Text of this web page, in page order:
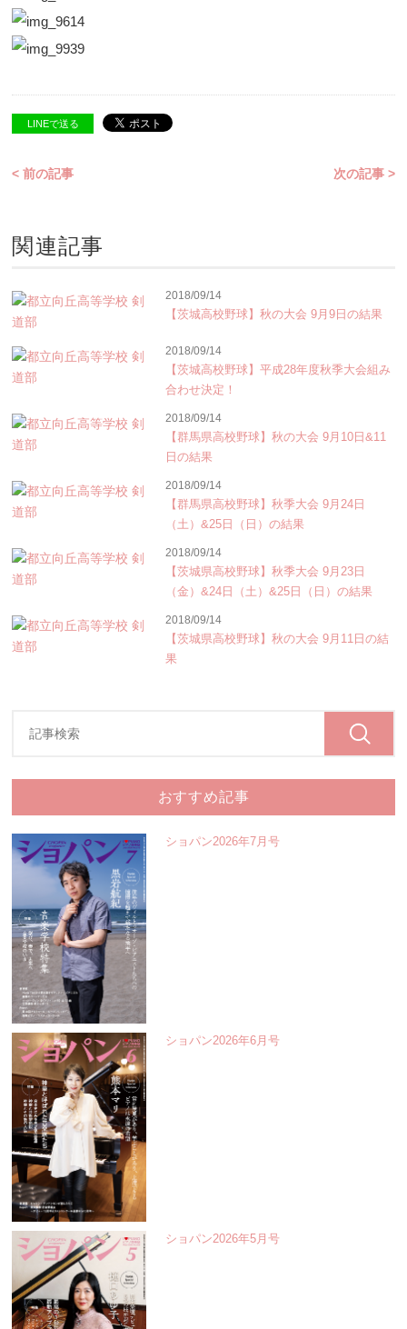
LINEで送る
< 前の記事 次の記事 >
関連記事
2018/09/14
【茨城高校野球】秋の大会 9月9日の結果
2018/09/14
【茨城高校野球】平成28年度秋季大会組み
合わせ決定！
2018/09/14
【群馬県高校野球】秋の大会 9月10日&11
日の結果
2018/09/14
【群馬県高校野球】秋季大会 9月24日
（土）&25日（日）の結果
2018/09/14
【茨城県高校野球】秋季大会 9月23日
（金）&24日（土）&25日（日）の結果
2018/09/14
【茨城県高校野球】秋の大会 9月11日の結
果
おすすめ記事
ショパン2026年7月号
ショパン2026年6月号
ショパン2026年5月号